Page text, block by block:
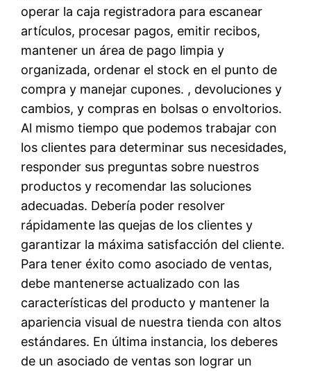
operar la caja registradora para escanear
artículos, procesar pagos, emitir recibos,
mantener un área de pago limpia y
organizada, ordenar el stock en el punto de
compra y manejar cupones. , devoluciones y
cambios, y compras en bolsas o envoltorios.
Al mismo tiempo que podemos trabajar con
los clientes para determinar sus necesidades,
responder sus preguntas sobre nuestros
productos y recomendar las soluciones
adecuadas. Debería poder resolver
rápidamente las quejas de los clientes y
garantizar la máxima satisfacción del cliente.
Para tener éxito como asociado de ventas,
debe mantenerse actualizado con las
características del producto y mantener la
apariencia visual de nuestra tienda con altos
estándares. En última instancia, los deberes
de un asociado de ventas son lograr un